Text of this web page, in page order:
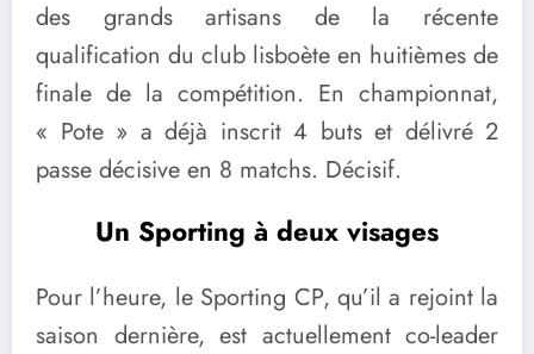
des grands artisans de la récente
qualification du club lisboète en huitièmes de
finale de la compétition. En championnat,
« Pote » a déjà inscrit 4 buts et délivré 2
passe décisive en 8 matchs. Décisif.
Un Sporting à deux visages
Pour l’heure, le Sporting CP, qu’il a rejoint la
saison dernière, est actuellement co-leader